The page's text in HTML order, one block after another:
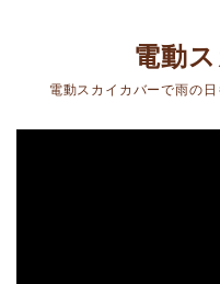
電動
電動スカイカバーで雨の